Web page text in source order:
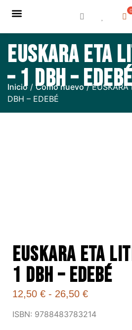
EUSKARA ETA
– 1 DBH –
Inicio/ Como nuevo/ EUSKARA
DBH – EDEBÉ
EUSKARA ETA
1 DBH – EDEBÉ
12,50 € - 26,50 €
ISBN: 9788483783214